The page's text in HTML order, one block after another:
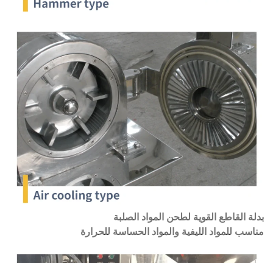
بدلة القاطع القوية لطحن المواد الصلبة
مناسب للمواد الليفية والمواد الحساسة للحرارة